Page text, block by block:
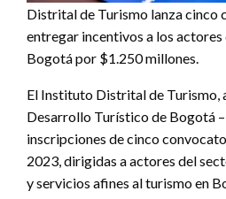
Distrital de Turismo lanza cinco
entregar incentivos a los
Bogotá por $1.250 millones.
El Instituto Distrital de Turismo,
Desarrollo Turístico de Bogotá
inscripciones de cinco
2023, dirigidas a actores del
y servicios afines al turismo en